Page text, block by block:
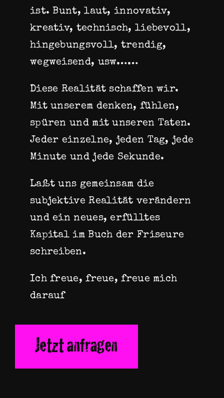
ist. Bunt, laut, innovativ,
kreativ, technisch, liebevoll,
hingebungsvoll, trendig,
wegweisend, usw……
Diese Realität schaffen wir.
Mit unserem denken, fühlen,
spüren und mit unseren Taten.
Jeder einzelne, jeden Tag, jede
Minute und jede Sekunde.
Laßt uns gemeinsam die
subjektive Realität verändern
und ein neues, erfülltes
Kapital im Buch der Friseure
schreiben.
Ich freue, freue, freue mich
darauf
Jetzt anfragen